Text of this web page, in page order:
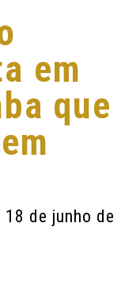
em
que
18 de junho de